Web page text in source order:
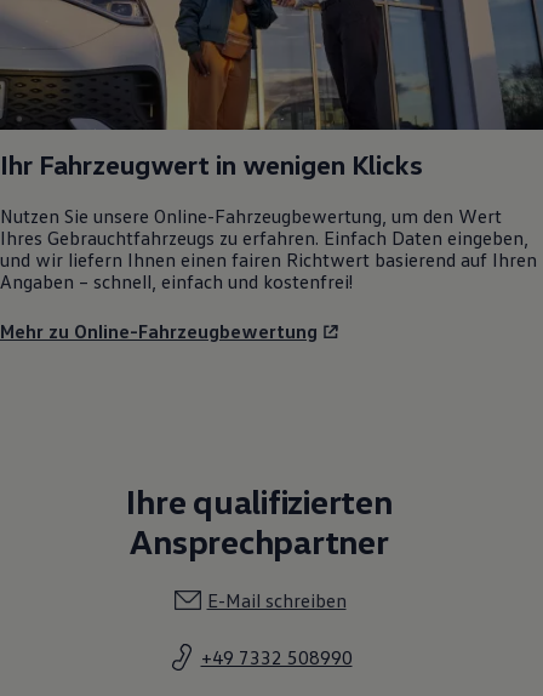
Ihr Fahrzeugwert in wenigen Klicks
Nutzen Sie unsere Online-Fahrzeugbewertung, um den Wert
Ihres Gebrauchtfahrzeugs zu erfahren. Einfach Daten eingeben,
und wir liefern Ihnen einen fairen Richtwert basierend auf Ihren
Angaben – schnell, einfach und kostenfrei!
Mehr zu Online-Fahrzeugbewertung
Ihre qualifizierten
Ansprechpartner
E-Mail schreiben
+49 7332 508990